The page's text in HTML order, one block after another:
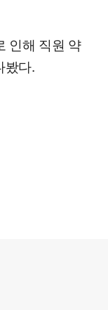
인해 직원 약
봤다.